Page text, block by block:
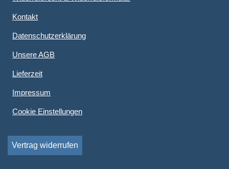
Kontakt
Datenschutzerklärung
Unsere AGB
Lieferzeit
Impressum
Cookie Einstellungen
Vertrag widerrufen